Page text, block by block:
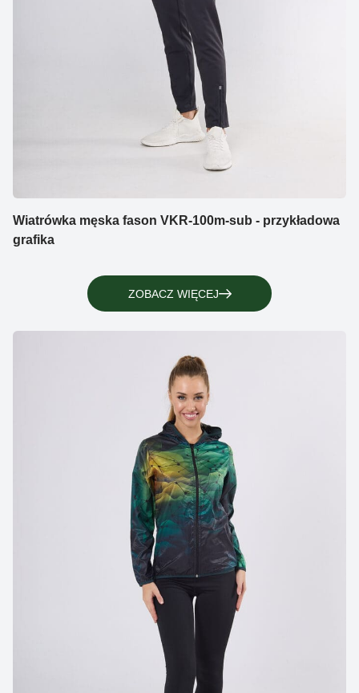
Wiatrówka męska fason VKR-100m-sub - przykładowa
grafika
ZOBACZ WIĘCEJ